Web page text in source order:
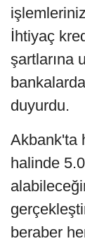
İhtiyaç
şartlarına
duyurdu.
Akbank'ta
halinde
beraber